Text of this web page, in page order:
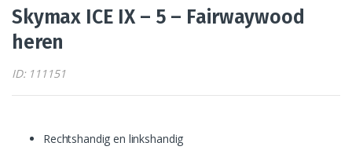
Skymax ICE IX – 5 – Fairwaywood
heren
ID: 111151
Rechtshandig en linkshandig